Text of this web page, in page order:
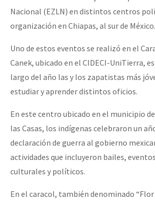
Nacional (EZLN) en distintos centros
organización en Chiapas, al sur de México.
Uno de estos eventos se realizó en el
Canek, ubicado en el CIDECI-UniTierra,
largo del año las y los zapatistas más
estudiar y aprender distintos oficios.
En este centro ubicado en el municipio
las Casas, los indígenas celebraron un
declaración de guerra al gobierno
actividades que incluyeron bailes,
culturales y políticos.
En el caracol, también denominado